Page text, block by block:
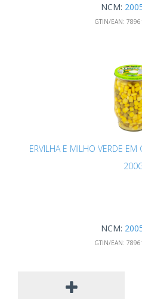
NCM:
GTIN/EAN:
ERVILHA E MILHO VERDE EM
NCM:
GTIN/EAN: